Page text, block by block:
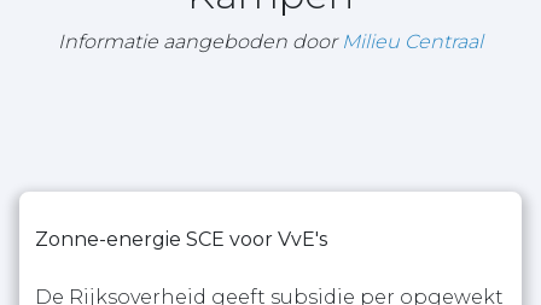
Informatie aangeboden door Milieu Centraal
Zonne-energie SCE voor VvE's
De Rijksoverheid geeft subsidie per opgewekt